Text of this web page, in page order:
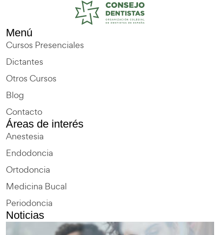
Menú
Cursos Presenciales
Dictantes
Otros Cursos
Blog
Contacto
Áreas de interés
Anestesia
Endodoncia
Ortodoncia
Medicina Bucal
Periodoncia
Noticias